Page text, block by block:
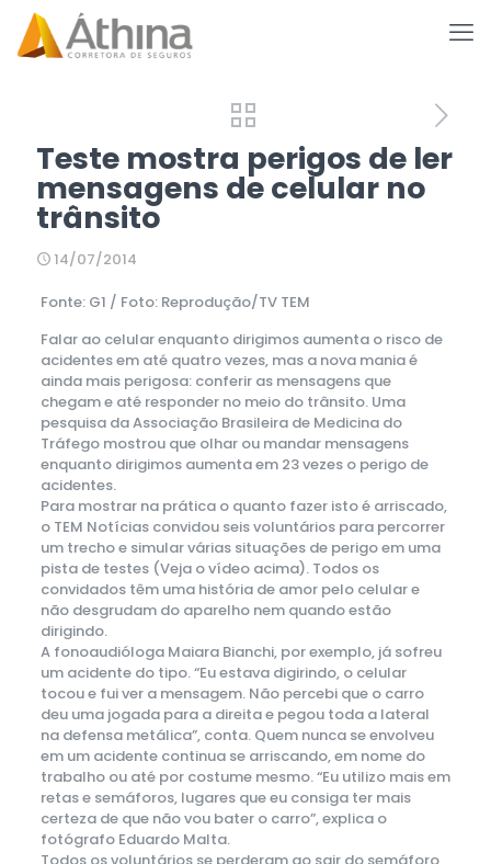
Teste mostra perigos de ler
mensagens de celular no
trânsito
14/07/2014
Fonte: G1 / Foto: Reprodução/TV TEM
Falar ao celular enquanto dirigimos aumenta o risco de
acidentes em até quatro vezes, mas a nova mania é
ainda mais perigosa: conferir as mensagens que
chegam e até responder no meio do trânsito. Uma
pesquisa da Associação Brasileira de Medicina do
Tráfego mostrou que olhar ou mandar mensagens
enquanto dirigimos aumenta em 23 vezes o perigo de
acidentes.
Para mostrar na prática o quanto fazer isto é arriscado,
o TEM Notícias convidou seis voluntários para percorrer
um trecho e simular várias situações de perigo em uma
pista de testes (Veja o vídeo acima). Todos os
convidados têm uma história de amor pelo celular e
não desgrudam do aparelho nem quando estão
dirigindo.
A fonoaudióloga Maiara Bianchi, por exemplo, já sofreu
um acidente do tipo. “Eu estava digirindo, o celular
tocou e fui ver a mensagem. Não percebi que o carro
deu uma jogada para a direita e pegou toda a lateral
na defensa metálica”, conta. Quem nunca se envolveu
em um acidente continua se arriscando, em nome do
trabalho ou até por costume mesmo. “Eu utilizo mais em
retas e semáforos, lugares que eu consiga ter mais
certeza de que não vou bater o carro”, explica o
fotógrafo Eduardo Malta.